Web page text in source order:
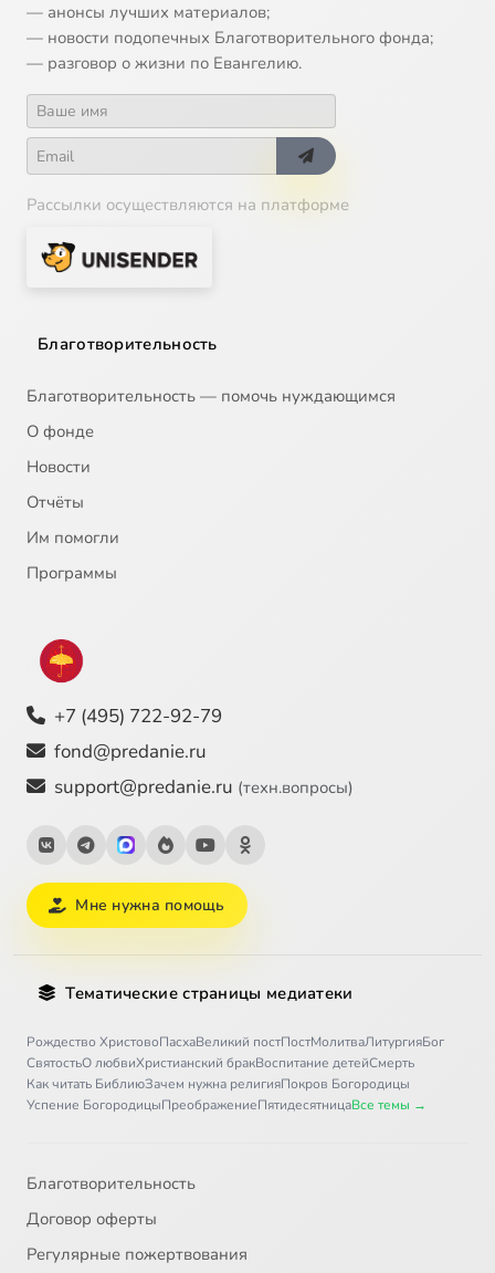
— анонсы лучших материалов;
— новости подопечных Благотворительного фонда;
— разговор о жизни по Евангелию.
Рассылки осуществляются на платформе
Благотворительность
Благотворительность — помочь нуждающимся
О фонде
Новости
Отчёты
Им помогли
Программы
+7 (495) 722-92-79
fond@predanie.ru
support@predanie.ru (техн.вопросы)
Мне нужна помощь
Тематические страницы медиатеки
Рождество ХристовоПасхаВеликий постПостМолитваЛитургияБог
СвятостьО любвиХристианский бракВоспитание детейСмерть
Как читать БиблиюЗачем нужна религияПокров Богородицы
Успение БогородицыПреображениеПятидесятницаВсе темы →
Благотворительность
Договор оферты
Регулярные пожертвования